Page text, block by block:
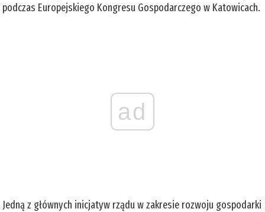
podczas Europejskiego Kongresu Gospodarczego w Katowicach.
ad
Jedną z głównych inicjatyw rządu w zakresie rozwoju gospodarki